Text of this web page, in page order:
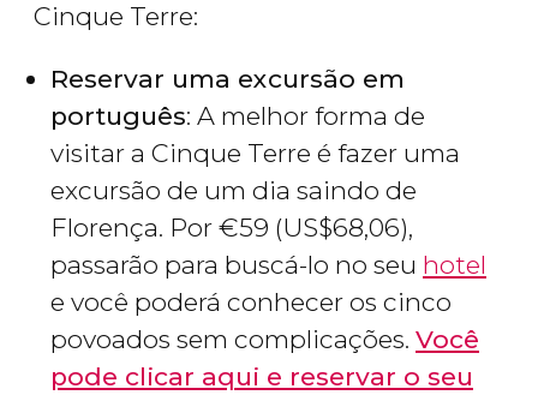
Cinque Terre:
Reservar uma excursão em
português: A melhor forma de
visitar a Cinque Terre é fazer uma
excursão de um dia saindo de
Florença. Por €59 (US$68,06),
passarão para buscá-lo no seu hotel
e você poderá conhecer os cinco
povoados sem complicações. Você
pode clicar aqui e reservar o seu